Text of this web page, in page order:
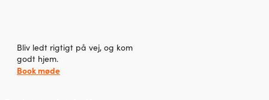
Bliv ledt rigtigt på vej, og kom
godt hjem.
Book møde